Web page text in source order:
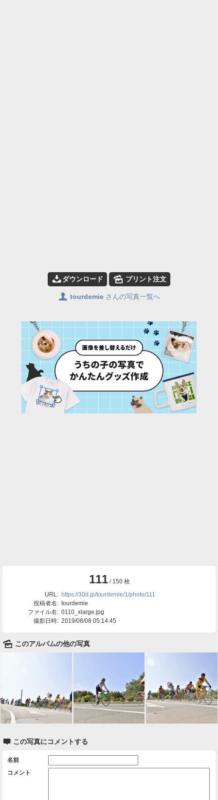
📥ダウンロード 🌄 プリント注文
👤 tourdemie さんの写真一覧へ
111/ 150 枚
URL: https://30d.jp/tourdemie/1/photo/111
投稿者名: tourdemie
ファイル名: 0110_xlarge.jpg
撮影日時: 2019/08/08 05:14:45
🌄 このアルバムの他の写真
 この写真にコメントする
名前
コメント